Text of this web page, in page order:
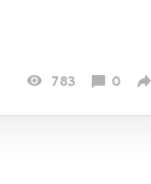
783 0